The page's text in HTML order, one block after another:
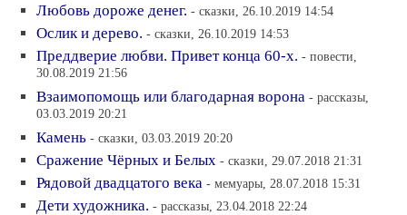
Любовь дороже денег. - сказки, 26.10.2019 14:54
Ослик и дерево. - сказки, 26.10.2019 14:53
Преддверие любви. Привет конца 60-х. - повести,
30.08.2019 21:56
Взаимопомощь или благодарная ворона - рассказы,
03.03.2019 20:21
Камень - сказки, 03.03.2019 20:20
Сражение Чёрных и Белых - сказки, 29.07.2018 21:31
Рядовой двадцатого века - мемуары, 28.07.2018 15:31
Дети художника. - рассказы, 23.04.2018 22:24